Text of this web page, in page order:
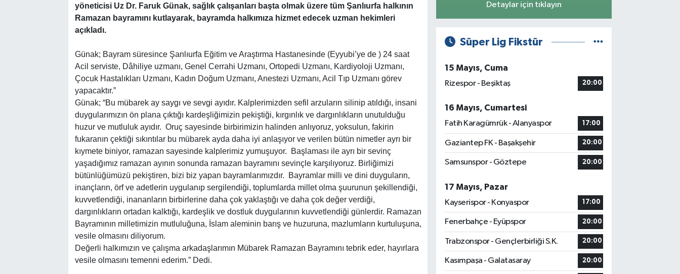
yöneticisi Uz Dr. Faruk Günak, sağlık çalışanları başta olmak üzere tüm Şanlıurfa halkının
Ramazan bayramını kutlayarak, bayramda halkımıza hizmet edecek uzman hekimleri
açıkladı.
Günak; Bayram süresince Şanlıurfa Eğitim ve Araştırma Hastanesinde (Eyyubi’ye de ) 24 saat
Acil serviste, Dâhiliye uzmanı, Genel Cerrahi Uzmanı, Ortopedi Uzmanı, Kardiyoloji Uzmanı,
Çocuk Hastalıkları Uzmanı, Kadın Doğum Uzmanı, Anestezi Uzmanı, Acil Tıp Uzmanı görev
yapacaktır.”
Günak; “Bu mübarek ay saygı ve sevgi ayıdır. Kalplerimizden sefil arzuların silinip atıldığı, insani
duygularımızın ön plana çıktığı kardeşliğimizin pekiştiği, kırgınlık ve dargınlıkların unutulduğu
huzur ve mutluluk ayıdır. Oruç sayesinde birbirimizin halinden anlıyoruz, yoksulun, fakirin
fukaranın çektiği sıkıntılar bu mübarek ayda daha iyi anlaşıyor ve verilen bütün nimetler ayrı bir
kıymete biniyor, ramazan sayesinde kalplerimiz yumuşuyor. Başlaması ile ayrı bir sevinç
yaşadığımız ramazan ayının sonunda ramazan bayramını sevinçle karşılıyoruz. Birliğimizi
bütünlüğümüzü pekiştiren, bizi biz yapan bayramlarımızdır. Bayramlar milli ve dini duyguların,
inançların, örf ve adetlerin uygulanıp sergilendiği, toplumlarda millet olma şuurunun şekillendiği,
kuvvetlendiği, inananların birbirlerine daha çok yaklaştığı ve daha çok değer verdiği,
dargınlıkların ortadan kalktığı, kardeşlik ve dostluk duygularının kuvvetlendiği günlerdir. Ramazan
Bayramının milletimizin mutluluğuna, İslam aleminin barış ve huzuruna, mazlumların kurtuluşuna,
vesile olmasını diliyorum.
Değerli halkımızın ve çalışma arkadaşlarımın Mübarek Ramazan Bayramını tebrik eder, hayırlara
vesile olmasını temenni ederim.” Dedi.
Detaylar için tıklayın
Süper Lig Fikstür
15 Mayıs, Cuma
Rizespor - Beşiktaş
20:00
16 Mayıs, Cumartesi
Fatih Karagümrük - Alanyaspor
17:00
Gaziantep FK - Başakşehir 20:00
Samsunspor - Göztepe 20:00
17 Mayıs, Pazar
Kayserispor - Konyaspor
17:00
Fenerbahçe - Eyüpspor 20:00
Trabzonspor - Gençlerbirliği S.K. 20:00
Kasımpaşa - Galatasaray 20:00